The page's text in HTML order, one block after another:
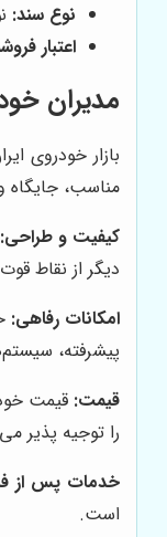
نوع سند:
اعتبار
مدیران
بازار خودروی
مناسب، جایگاه
کیفیت و طراحی:
دیگر از نقاط
امکانات رفاهی:
پیشرفته،
قیمت: قیمت
را توجیه پذیر
خدمات پس از
است.